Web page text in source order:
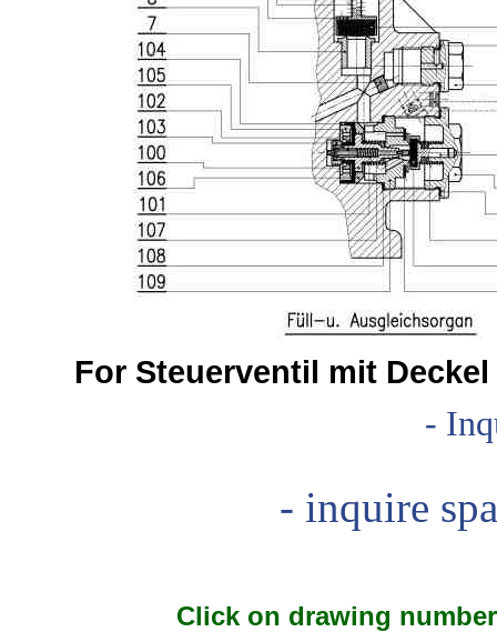
For Steuerventil mit
-
- inquire
Click on drawing